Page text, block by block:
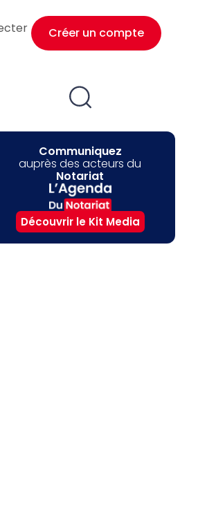
Créer un compte
Communiquez
auprès des acteurs du
Notariat
Découvrir le Kit Media